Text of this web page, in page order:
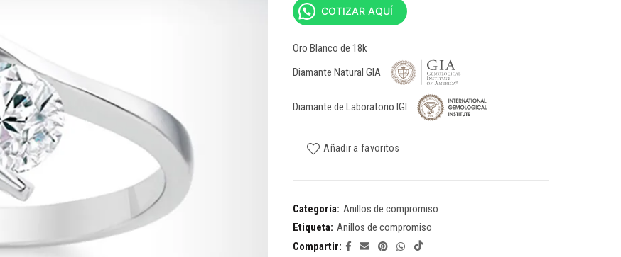
COTIZAR AQUÍ
Oro Blanco de 18k
Diamante Natural GIA
Diamante de Laboratorio IGI
Añadir a favoritos
Categoría: Anillos de compromiso
Etiqueta: Anillos de compromiso
Compartir